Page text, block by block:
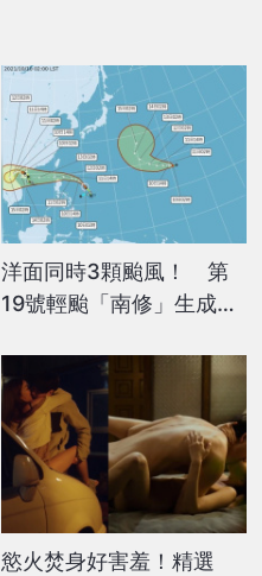
洋面同時3顆颱風！ 第
19號輕颱「南修」生成、
慾火焚身好害羞！精選